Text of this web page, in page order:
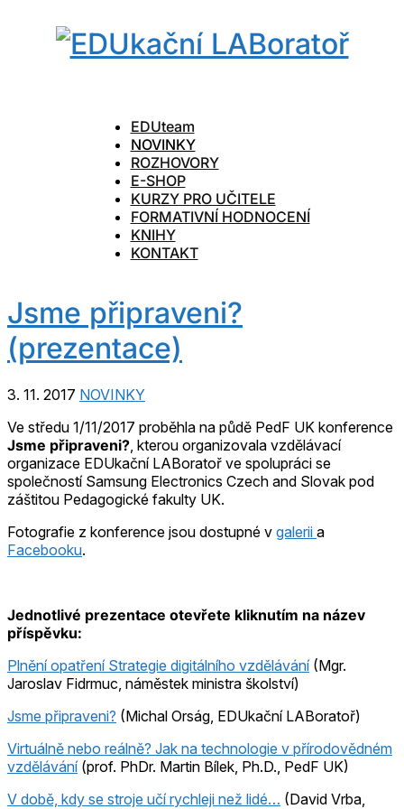
EDUteam
NOVINKY
ROZHOVORY
E-SHOP
KURZY PRO UČITELE
FORMATIVNÍ HODNOCENÍ
KNIHY
KONTAKT
Jsme připraveni?
(prezentace)
3. 11. 2017 NOVINKY
Ve středu 1/11/2017 proběhla na půdě PedF UK konference
Jsme připraveni? , kterou organizovala vzdělávací
organizace EDUkační LABoratoř ve spolupráci se
společností Samsung Electronics Czech and Slovak pod
záštitou Pedagogické fakulty UK.
Fotografie z konference jsou dostupné v galerii a
Facebooku.
Jednotlivé prezentace otevřete kliknutím na název
příspěvku:
Plnění opatření Strategie digitálního vzdělávání(Mgr.
Jaroslav Fidrmuc, náměstek ministra školství)
Jsme připraveni? (Michal Orság, EDUkační LABoratoř)
Virtuálně nebo reálně? Jak na technologie v přírodovědném
vzdělávání(prof. PhDr. Martin Bílek, Ph.D., PedF UK)
V době, kdy se stroje učí rychleji než lidé… (David Vrba,